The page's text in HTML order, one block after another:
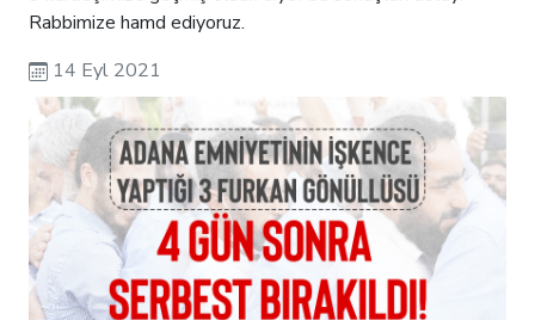
Rabbimize hamd ediyoruz.
14 Eyl 2021